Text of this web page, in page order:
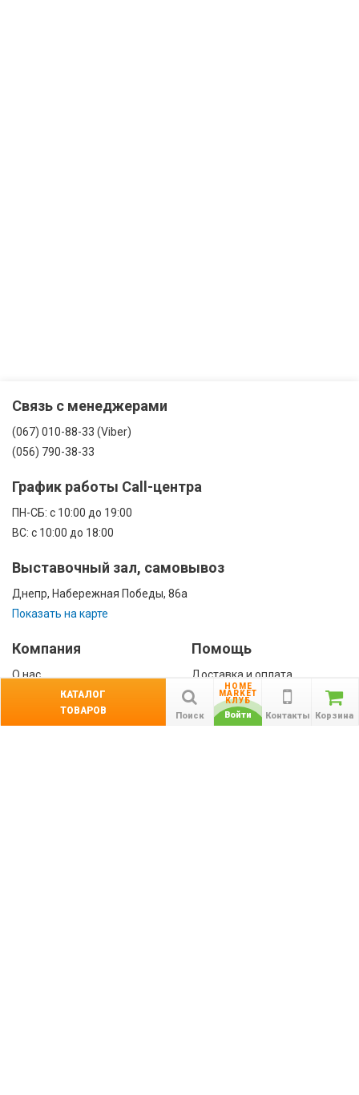
Связь с менеджерами
(067) 010-88-33 (Viber)
(056) 790-38-33
График работы Call-центра
ПН-CБ: с 10:00 до 19:00
ВС: с 10:00 до 18:00
Выставочный зал, самовывоз
Днепр, Набережная Победы, 86а
Показать на карте
Компания
О нас
Контакты
Сотрудничество
Помощь
Доставка и оплата
Гарантии
Корзина
Контакты
HOME
MARKET
КЛУБ
Войти
Поиск
КАТАЛОГ
ТОВАРОВ